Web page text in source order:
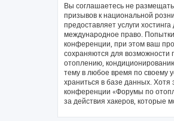
Вы соглашаетесь не
призывов к национальной
предоставляет услуги
международное право.
конференции, при этом ваш
сохраняются для
отоплению,
тему в любое время по своему
храниться в базе данных.
конференции «Форумы по
за действия хакеров, которые